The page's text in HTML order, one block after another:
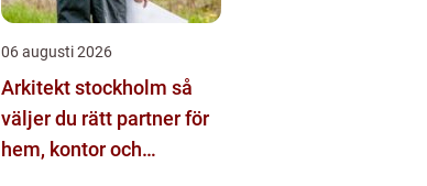
06 augusti 2026
Arkitekt stockholm så
väljer du rätt partner för
hem, kontor och